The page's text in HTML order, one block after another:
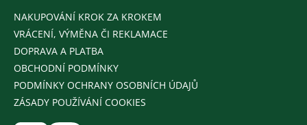
NAKUPOVÁNÍ KROK ZA KROKEM
VRÁCENÍ, VÝMĚNA ČI REKLAMACE
DOPRAVA A PLATBA
OBCHODNÍ PODMÍNKY
PODMÍNKY OCHRANY OSOBNÍCH ÚDAJŮ
ZÁSADY POUŽÍVÁNÍ COOKIES